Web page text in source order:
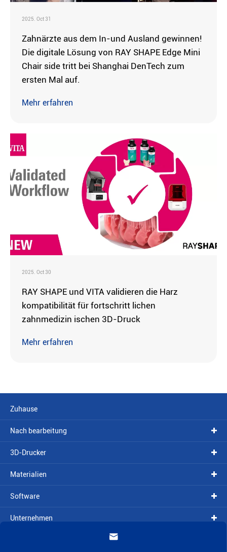
2025. Oct 31
Zahnärzte aus dem In-und Ausland gewinnen!
Die digitale Lösung von RAY SHAPE Edge Mini
Chair side tritt bei Shanghai DenTech zum
ersten Mal auf.
Mehr erfahren
2025. Oct 30
RAY SHAPE und VITA validieren die Harz
kompatibilität für fortschritt lichen
zahnmedizin ischen 3D-Druck
Mehr erfahren
Zuhause
Nach bearbeitung
3D-Drucker
Materialien
Software
Unternehmen
